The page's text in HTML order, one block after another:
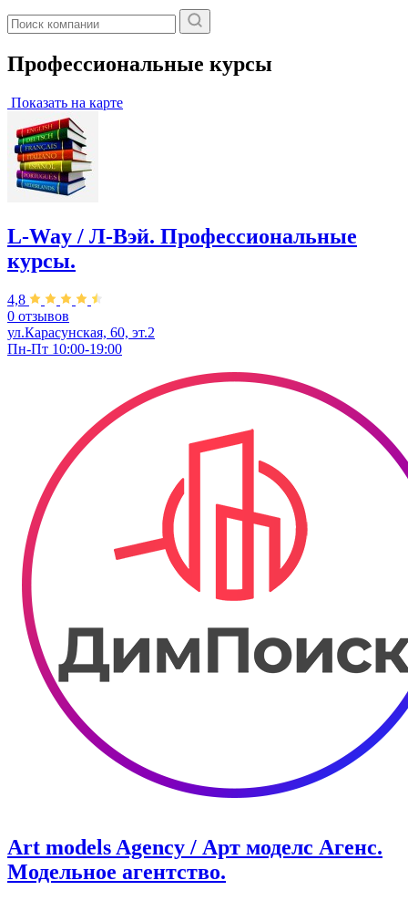
Профессиональные курсы
Показать на карте
L-Way / Л-Вэй. Профессиональные
курсы.
4,8
0 отзывов
ул.Карасунская, 60, эт.2
Пн-Пт 10:00-19:00
Art models Agency / Арт моделс Агенс.
Модельное агентство.